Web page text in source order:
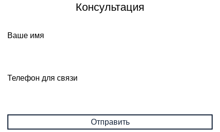
Консультация
Ваше имя
Телефон для связи